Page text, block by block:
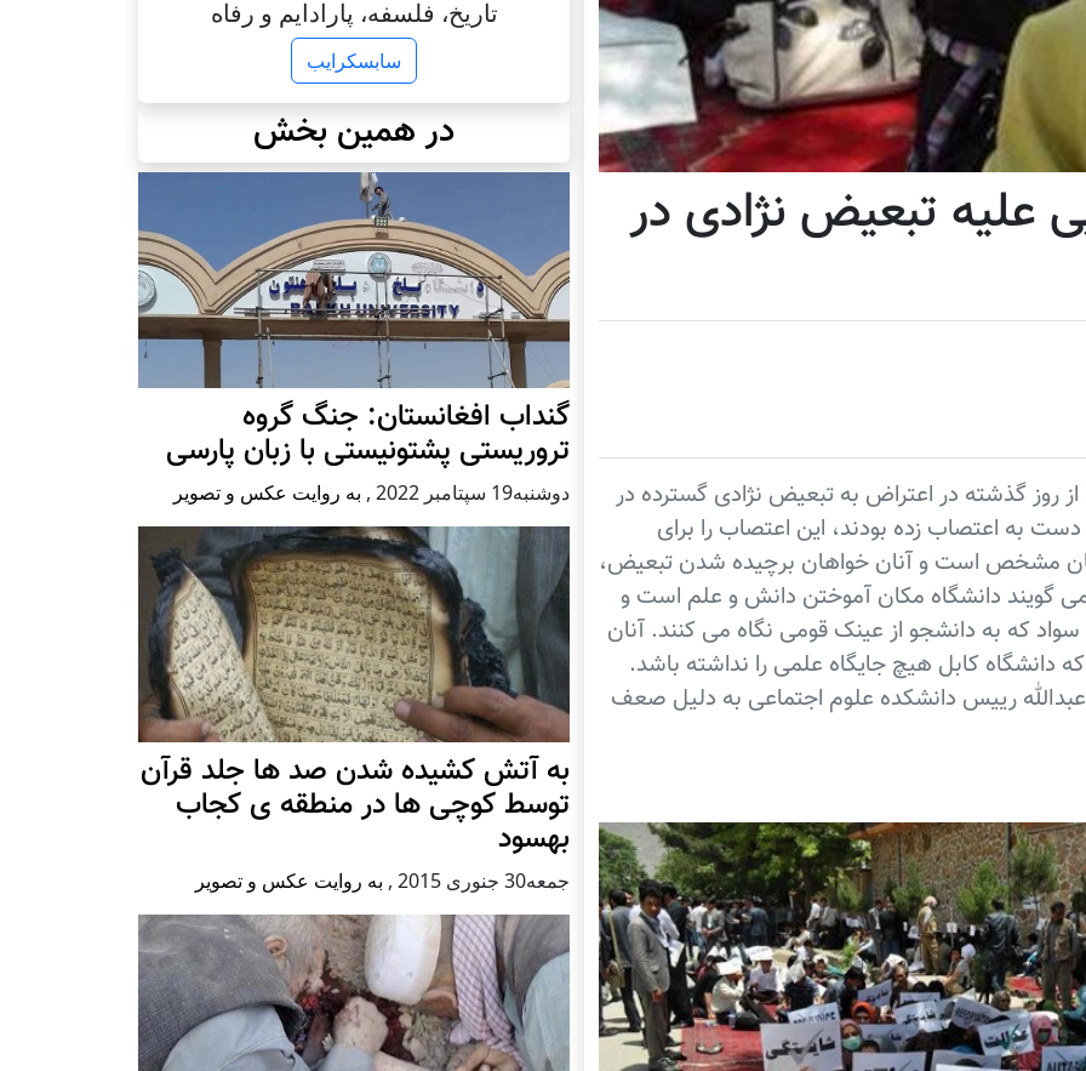
علیه تبعیض نژادی در
روز گذشته در اعتراض به تبعیض نژادی گسترده در
به اعتصاب زده بودند، این اعتصاب را برای
مشخص است و آنان خواهان برچیده شدن تبعیض،
گویند دانشگاه مکان آموختن دانش و علم است و
که به دانشجو از عینک قومی نگاه می کنند. آنان
کابل هیچ جایگاه علمی را نداشته باشد.
عبدالله رییس دانشکده علوم اجتماعی به دلیل صعف
تاریخ، فلسفه، پارادایم و رفاه
سابسکرایب
در همین بخش
گنداب افغانستان: جنگ گروه
تروریستی پشتونیستی با زبان پارسی
دوشنبه19 سپتامبر 2022 , به روایت عکس و تصویر
به آتش کشیده شدن صد ها جلد قرآن
توسط کوچی ها در منطقه ی کجاب
بهسود
جمعه30 جنوری 2015 , به روایت عکس و تصویر